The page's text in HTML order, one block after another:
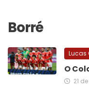
Lucas
O
21